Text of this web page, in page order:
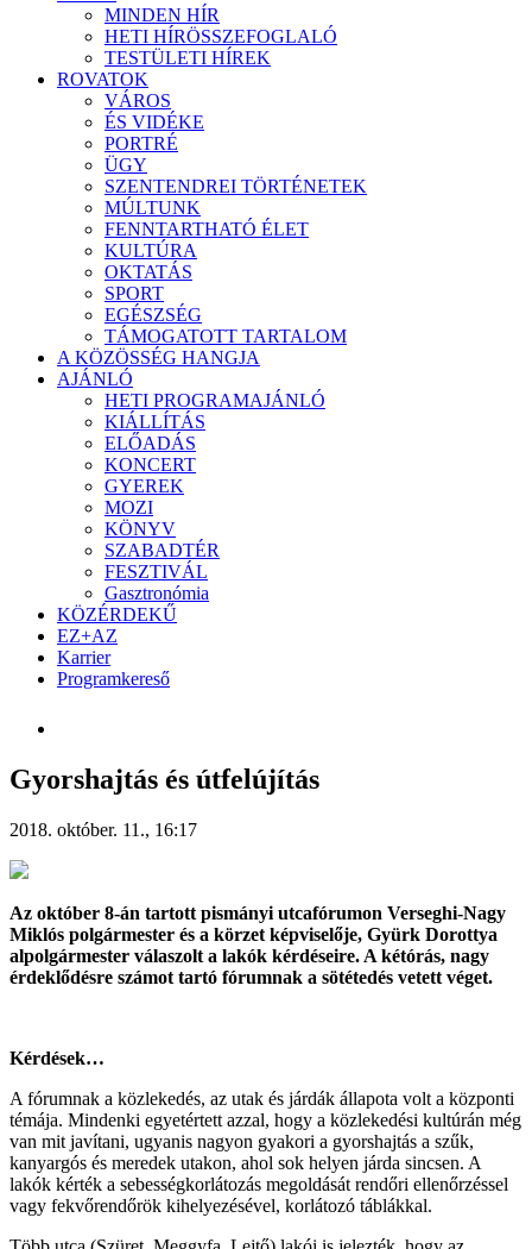
MINDEN HÍR
HETI HÍRÖSSZEFOGLALÓ
TESTÜLETI HÍREK
ROVATOK
VÁROS
ÉS VIDÉKE
PORTRÉ
ÜGY
SZENTENDREI TÖRTÉNETEK
MÚLTUNK
FENNTARTHATÓ ÉLET
KULTÚRA
OKTATÁS
SPORT
EGÉSZSÉG
TÁMOGATOTT TARTALOM
A KÖZÖSSÉG HANGJA
AJÁNLÓ
HETI PROGRAMAJÁNLÓ
KIÁLLÍTÁS
ELŐADÁS
KONCERT
GYEREK
MOZI
KÖNYV
SZABADTÉR
FESZTIVÁL
Gasztronómia
KÖZÉRDEKŰ
EZ+AZ
Karrier
Programkereső
Gyorshajtás és útfelújítás
2018. október. 11., 16:17
Az október 8-án tartott pismányi utcafórumon Verseghi-Nagy
Miklós polgármester és a körzet képviselője, Gyürk Dorottya
alpolgármester válaszolt a lakók kérdéseire. A kétórás, nagy
érdeklődésre számot tartó fórumnak a sötétedés vetett véget.
Kérdések…
A fórumnak a közlekedés, az utak és járdák állapota volt a központi
témája. Mindenki egyetértett azzal, hogy a közlekedési kultúrán még
van mit javítani, ugyanis nagyon gyakori a gyorshajtás a szűk,
kanyargós és meredek utakon, ahol sok helyen járda sincsen. A
lakók kérték a sebességkorlátozás megoldását rendőri ellenőrzéssel
vagy fekvőrendőrök kihelyezésével, korlátozó táblákkal.